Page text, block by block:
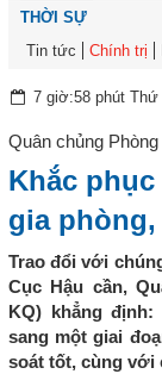
THỜI SỰ
Tin tức
Chính trị
7 giờ:58 phút
Quân chủng
Khắc
gia
Trao đổi với
Cục Hậu cần,
KQ) khẳng
sang một giai
soát tốt, cùng với